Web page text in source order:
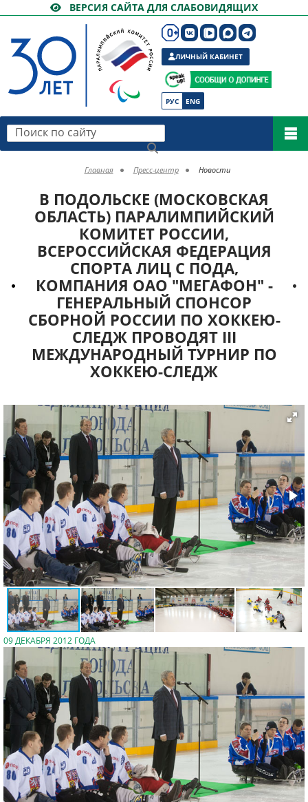
ВЕРСИЯ САЙТА ДЛЯ СЛАБОВИДЯЩИХ
РУС ENG
ЛИЧНЫЙ КАБИНЕТ
Поиск по сайту
Главная Пресс-центр Новости
В ПОДОЛЬСКЕ (МОСКОВСКАЯ
ОБЛАСТЬ) ПАРАЛИМПИЙСКИЙ
КОМИТЕТ РОССИИ,
ВСЕРОССИЙСКАЯ ФЕДЕРАЦИЯ
СПОРТА ЛИЦ С ПОДА,
КОМПАНИЯ ОАО "МЕГАФОН" -
ГЕНЕРАЛЬНЫЙ СПОНСОР
СБОРНОЙ РОССИИ ПО ХОККЕЮ-
СЛЕДЖ ПРОВОДЯТ III
МЕЖДУНАРОДНЫЙ ТУРНИР ПО
ХОККЕЮ-СЛЕДЖ
09 ДЕКАБРЯ 2012 ГОДА